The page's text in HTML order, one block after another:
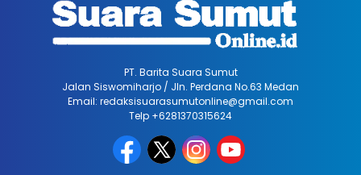
PT. Barita Suara Sumut
Jalan Siswomiharjo / Jln. Perdana No.63 Medan
Email: redaksisuarasumutonline@gmail.com
Telp +6281370315624